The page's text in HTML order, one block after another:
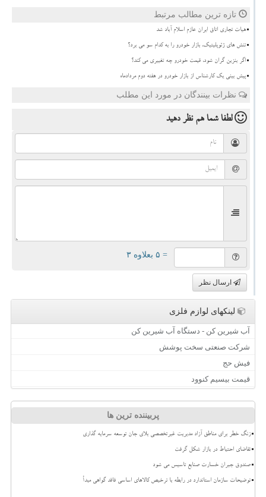
تازه ترین مطالب مرتبط
هیات تجاری اتاق ایران عازم اسلام آباد شد
تنش های ژئوپلیتیک، بازار خودرو را به کدام سو می برد؟
اگر بنزین گران شود، قیمت خودرو چه تغییری می کند؟
پیش بینی یک کارشناس از بازار خودرو در هفته دوم مردادماه
نظرات بینندگان در مورد این مطلب
لطفا شما همنظر دهید
= ۵ بعلاوه ۳
ارسال نظر
لینکهای لوازم فلزی
آب شیرین کن - دستگاه آب شیرین کن
شرکت صنعتی سخت پوشش
فیش حج
قیمت بیسیم کنوود
پربیننده ترین ها
زنگ خطر برای مناطق آزاد مدیریت غیرتخصصی بلای جان توسعه سرمایه گذاری
تقاضای احتیاط در بازار شکل گرفت
صندوق جبران خسارت صنایع تاسیس می شود
توضیحات سازمان استاندارد در رابطه با ترخیص کالاهای اساسی فاقد گواهی مبدأ